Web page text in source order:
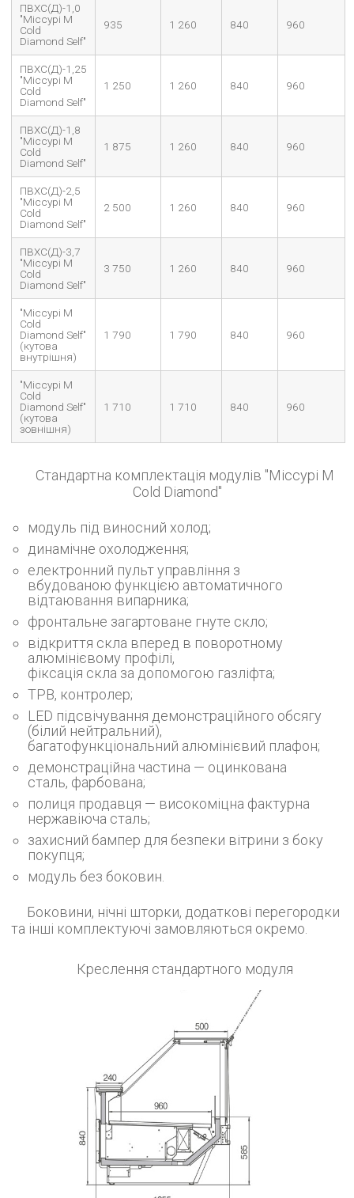
ПВХС(Д)-1,0
"Міссурі М
Cold
Diamond Self"
935 1 260 840 960
ПВХС(Д)-1,25
"Міссурі М
Cold
Diamond Self"
1 250 1 260 840 960
ПВХС(Д)-1,8
"Міссурі М
Cold
Diamond Self"
1 875 1 260 840 960
ПВХС(Д)-2,5
"Міссурі М
Cold
Diamond Self"
2 500 1 260 840 960
ПВХС(Д)-3,7
"Міссурі М
Cold
Diamond Self"
3 750 1 260 840 960
"Міссурі М
Cold
Diamond Self"
(кутова
внутрішня)
1 790 1 790 840 960
"Міссурі М
Cold
Diamond Self"
(кутова
зовнішня)
1 710 1 710 840 960
Стандартна комплектація модулів "Міссурі М
Cold Diamond"
модуль під виносний холод;
динамічне охолодження;
електронний пульт управління з
вбудованою функцією автоматичного
відтаювання випарника;
фронтальне загартоване гнуте скло;
відкриття скла вперед в поворотному
алюмінієвому профілі,
фіксація скла за допомогою газліфта;
ТРВ, контролер;
LED підсвічування демонстраційного обсягу
(білий нейтральний),
багатофункціональний алюмінієвий плафон;
демонстраційна частина — оцинкована
сталь, фарбована;
полиця продавця — високоміцна фактурна
нержавіюча сталь;
захисний бампер для безпеки вітрини з боку
покупця;
модуль без боковин.
Боковини, нічні шторки, додаткові перегородки
та інші комплектуючі замовляються окремо.
Креслення стандартного модуля